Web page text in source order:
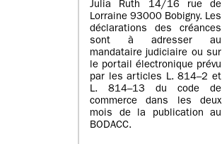
Julia Ruth 14/16 rue de
Lorraine 93000 Bobigny. Les
déclarations des créances
sont à adresser au
mandataire judiciaire ou sur
le portail électronique prévu
par les articles L. 814–2 et
L. 814–13 du code de
commerce dans les deux
mois de la publication au
BODACC.